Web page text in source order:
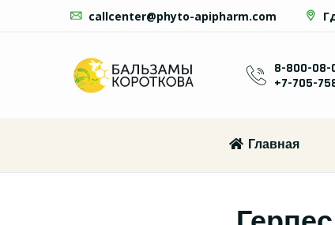
callcenter@phyto-apipharm.com
8-800-08-
+7-705-
Главная